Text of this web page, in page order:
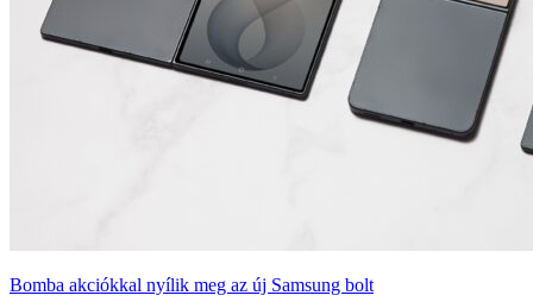
Bomba akciókkal nyílik meg az új Samsung bolt